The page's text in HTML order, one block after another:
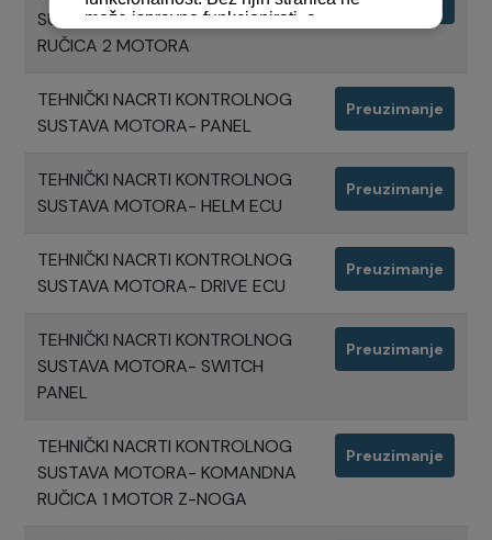
SUSTAVA MOTORA- KOMANDNA
RUČICA 2 MOTORA
TEHNIČKI NACRTI KONTROLNOG
SUSTAVA MOTORA- PANEL
Preuzimanje
TEHNIČKI NACRTI KONTROLNOG
SUSTAVA MOTORA- HELM ECU
Preuzimanje
TEHNIČKI NACRTI KONTROLNOG
SUSTAVA MOTORA- DRIVE ECU
Preuzimanje
TEHNIČKI NACRTI KONTROLNOG
SUSTAVA MOTORA- SWITCH
PANEL
Preuzimanje
TEHNIČKI NACRTI KONTROLNOG
SUSTAVA MOTORA- KOMANDNA
RUČICA 1 MOTOR Z-NOGA
Preuzimanje